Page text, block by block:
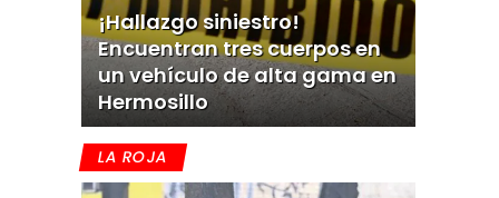
¡Hallazgo siniestro!
Encuentran tres cuerpos en
un vehículo de alta gama en
Hermosillo
LA ROJA